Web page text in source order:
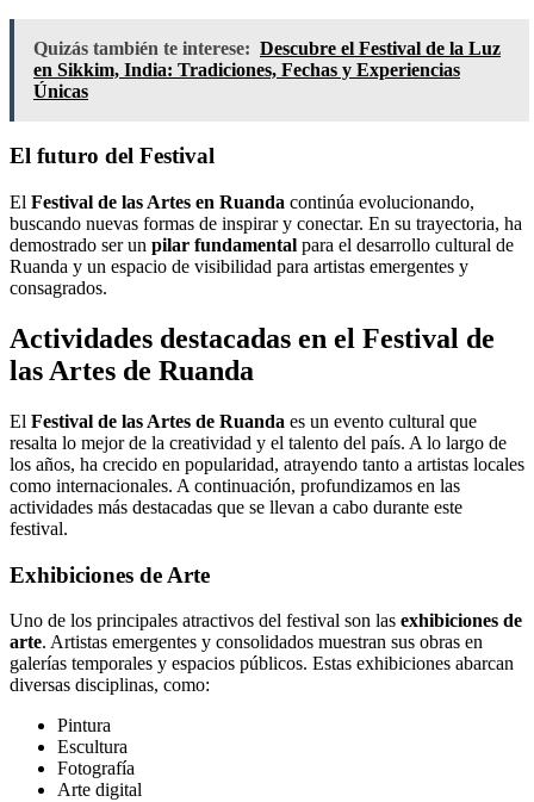
Quizás también te interese: Descubre el Festival de la Luz
en Sikkim, India: Tradiciones, Fechas y Experiencias
Únicas
El futuro del Festival
El Festival de las Artes en Ruanda continúa evolucionando,
buscando nuevas formas de inspirar y conectar. En su trayectoria, ha
demostrado ser un pilar fundamental para el desarrollo cultural de
Ruanda y un espacio de visibilidad para artistas emergentes y
consagrados.
Actividades destacadas en el Festival de
las Artes de Ruanda
El Festival de las Artes de Ruanda es un evento cultural que
resalta lo mejor de la creatividad y el talento del país. A lo largo de
los años, ha crecido en popularidad, atrayendo tanto a artistas locales
como internacionales. A continuación, profundizamos en las
actividades más destacadas que se llevan a cabo durante este
festival.
Exhibiciones de Arte
Uno de los principales atractivos del festival son las exhibiciones de
arte. Artistas emergentes y consolidados muestran sus obras en
galerías temporales y espacios públicos. Estas exhibiciones abarcan
diversas disciplinas, como:
Pintura
Escultura
Fotografía
Arte digital